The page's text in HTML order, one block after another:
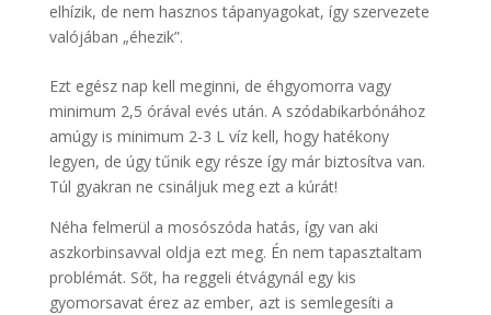
elhízik, de nem hasznos tápanyagokat, így szervezete
valójában „éhezik”.
Ezt egész nap kell meginni, de éhgyomorra vagy
minimum 2,5 órával evés után. A szódabikarbónához
amúgy is minimum 2-3 L víz kell, hogy hatékony
legyen, de úgy tűnik egy része így már biztosítva van.
Túl gyakran ne csináljuk meg ezt a kúrát!
Néha felmerül a mosószóda hatás, így van aki
aszkorbinsavval oldja ezt meg. Én nem tapasztaltam
problémát. Sőt, ha reggeli étvágynál egy kis
gyomorsavat érez az ember, azt is semlegesíti a